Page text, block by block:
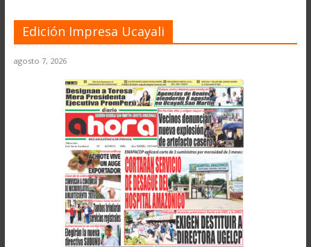
Edición Impresa Ucayali
agosto 7, 2026